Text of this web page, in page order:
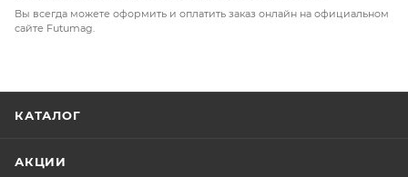
Вы всегда можете оформить и оплатить заказ онлайн на официальном
сайте Futumag.
КАТАЛОГ
АКЦИИ